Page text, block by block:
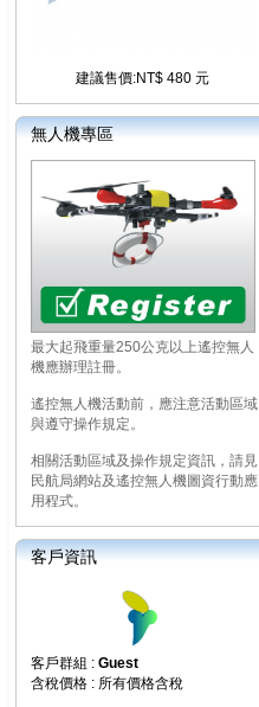
建議售價:NT$ 480 元
無人機專區
最大起飛重量250公克以上遙控無人
機應辦理註冊。
遙控無人機活動前，應注意活動區域
與遵守操作規定。
相關活動區域及操作規定資訊，請見
民航局網站及遙控無人機圖資行動應
用程式。
客戶資訊
客戶群組 : Guest
含稅價格 : 所有價格含稅